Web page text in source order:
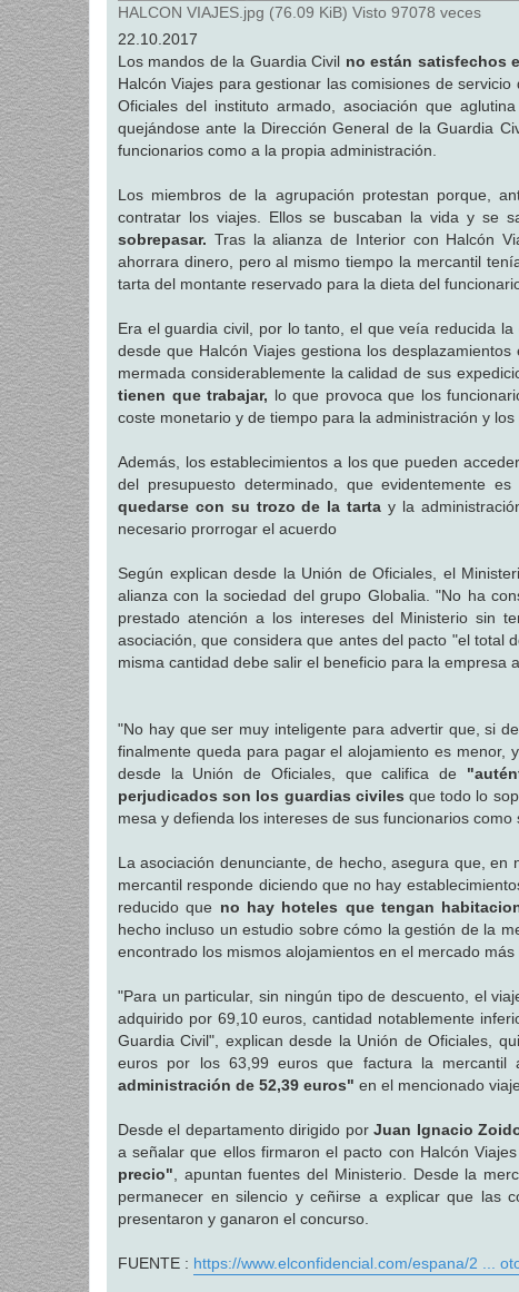
HALCON VIAJES.jpg (76.09 KiB) Visto 97078 veces
22.10.2017
Los mandos de la Guardia Civil no están satisfechos
Halcón Viajes para gestionar las comisiones de
Oficiales del instituto armado, asociación que
quejándose ante la Dirección General de la Guardia
funcionarios como a la propia administración.
Los miembros de la agrupación protestan porque,
contratar los viajes. Ellos se buscaban la vida y se
sobrepasar. Tras la alianza de Interior con Halcón
ahorrara dinero, pero al mismo tiempo la mercantil
tarta del montante reservado para la dieta del
Era el guardia civil, por lo tanto, el que veía reducida
desde que Halcón Viajes gestiona los
mermada considerablemente la calidad de sus
tienen que trabajar, lo que provoca que los
coste monetario y de tiempo para la administración y los
Además, los establecimientos a los que pueden
del presupuesto determinado, que evidentemente
quedarse con su trozo de la tarta y la
necesario prorrogar el acuerdo
Según explican desde la Unión de Oficiales, el
alianza con la sociedad del grupo Globalia. "No ha
prestado atención a los intereses del Ministerio sin
asociación, que considera que antes del pacto "el total
misma cantidad debe salir el beneficio para la empresa
"No hay que ser muy inteligente para advertir que, si
finalmente queda para pagar el alojamiento es menor,
desde la Unión de Oficiales, que califica de
perjudicados son los guardias civilesque todo lo
mesa y defienda los intereses de sus funcionarios como
La asociación denunciante, de hecho, asegura que,
mercantil responde diciendo que no hay
reducido que no hay hoteles que tengan
hecho incluso un estudio sobre cómo la gestión de la
encontrado los mismos alojamientos en el mercado
"Para un particular, sin ningún tipo de descuento, el
adquirido por 69,10 euros, cantidad notablemente
Guardia Civil", explican desde la Unión de Oficiales,
euros por los 63,99 euros que factura la mercantil
administración de 52,39 euros" en el mencionado viaje.
Desde el departamento dirigido porJuan Ignacio
a señalar que ellos firmaron el pacto con Halcón
precio" , apuntan fuentes del Ministerio. Desde la
permanecer en silencio y ceñirse a explicar que las
presentaron y ganaron el concurso.
FUENTE : https://www.elconfidencial.com/espana/2 ...